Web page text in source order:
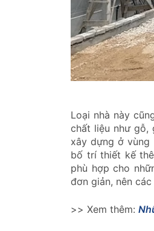
Loại nhà này
chất liệu như gỗ,
xây dựng ở
bố trí thiết kế
phù hợp cho
đơn giản, nên
>> Xem thêm: